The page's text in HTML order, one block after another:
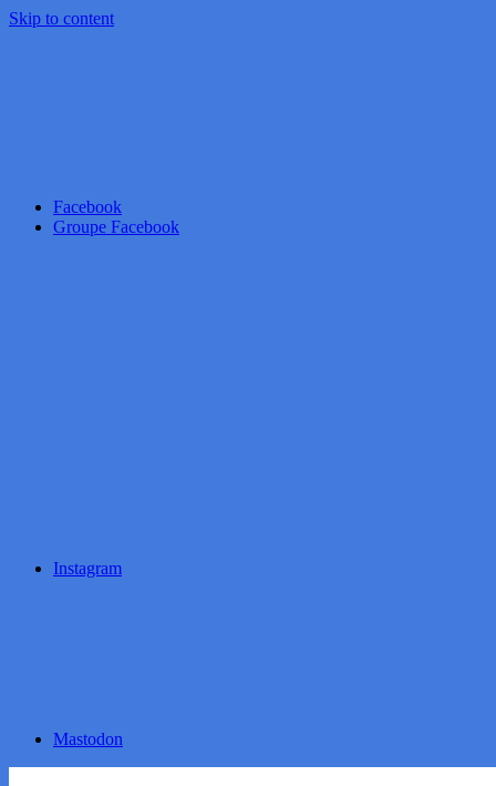
Skip to content
Facebook
Groupe Facebook
Instagram
Mastodon